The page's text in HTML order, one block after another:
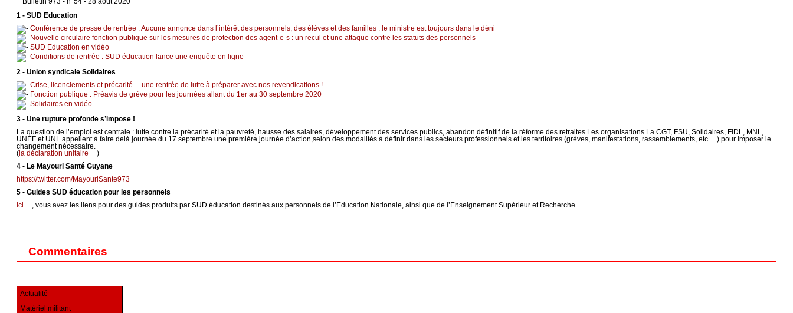
1 - SUD Education
Conférence de presse de rentrée : Aucune annonce dans l’intérêt des personnels, des élèves et des familles : le ministre est toujours dans le déni
Nouvelle circulaire fonction publique sur les mesures de protection des agent-e-s : un recul et une attaque contre les statuts des personnels
SUD Education en vidéo
Conditions de rentrée : SUD éducation lance une enquête en ligne
2 - Union syndicale Solidaires
Crise, licenciements et précarité… une rentrée de lutte à préparer avec nos revendications !
Fonction publique : Préavis de grève pour les journées allant du 1er au 30 septembre 2020
Solidaires en vidéo
3 - Une rupture profonde s’impose !
La question de l’emploi est centrale : lutte contre la précarité et la pauvreté, hausse des salaires, développement des services publics, abandon définitif de la réforme des retraites.Les organisations La CGT, FSU, Solidaires, FIDL, MNL,
UNEF et UNL appellent à faire delà journée du 17 septembre une première journée d’action,selon des modalités à définir dans les secteurs professionnels et les territoires (grèves, manifestations, rassemblements, etc. ...) pour imposer le
changement nécessaire.
( la déclaration unitaire
)
4 - Le Mayouri Santé Guyane
https://twitter.com/MayouriSante973
5 - Guides SUD éducation pour les personnels
Ici
, vous avez les liens pour des guides produits par SUD éducation destinés aux personnels de l’Education Nationale, ainsi que de l’Enseignement Supérieur et Recherche
Commentaires
Actualité
Matériel militant